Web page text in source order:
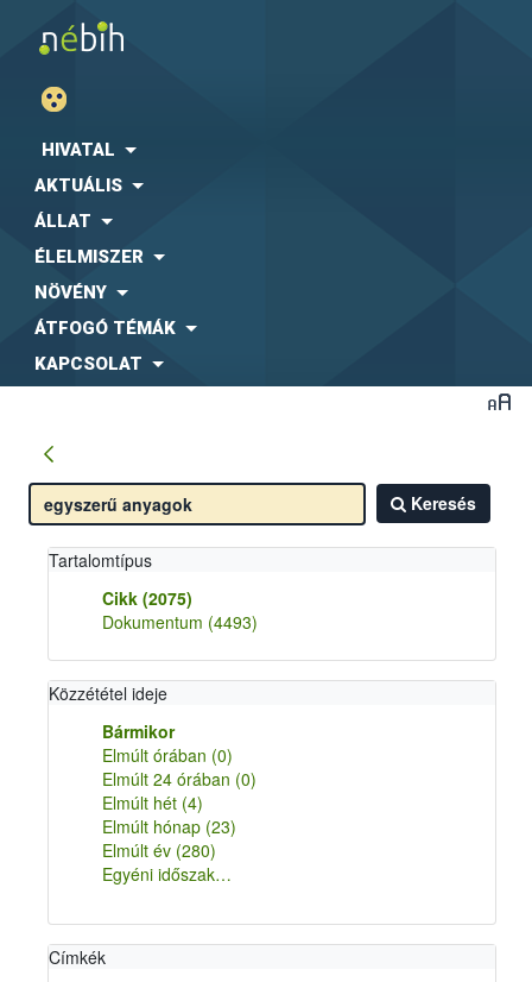
HIVATAL
AKTUÁLIS
ÁLLAT
ÉLELMISZER
NÖVÉNY
ÁTFOGÓ TÉMÁK
KAPCSOLAT
Keresés
Tartalomtípus
Cikk (2075)
Dokumentum (4493)
Közzététel ideje
Bármikor
Elmúlt órában (0)
Elmúlt 24 órában (0)
Elmúlt hét (4)
Elmúlt hónap (23)
Elmúlt év (280)
Egyéni időszak…
Címkék